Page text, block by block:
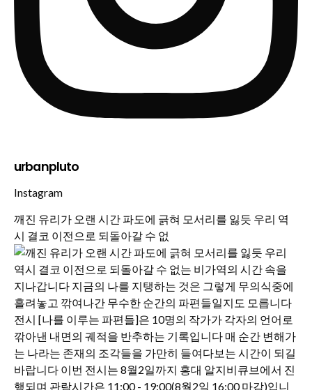
urbanpluto
Instagram
깨진 유리가 오랜 시간 파도에 긁혀 모서리를 잃듯 우리 역
시 결코 이전으로 되돌아갈 수 없